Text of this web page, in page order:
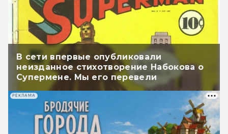
В сети впервые опубликовали
неизданное стихотворение Набокова о
Супермене. Мы его перевели
РЕКЛАМА